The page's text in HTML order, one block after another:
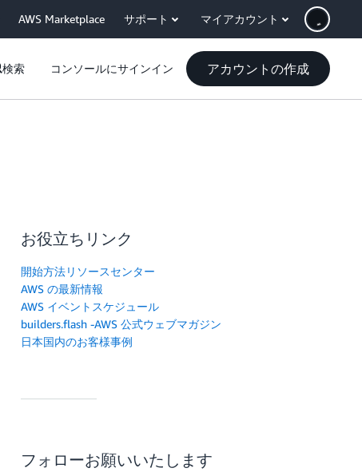
AWS Marketplace サポート マイアカウント
検索 コンソールにサインイン アカウントの作成
お役立ちリンク
開始方法リソースセンター
AWS の最新情報
AWS イベントスケジュール
builders.flash -AWS 公式ウェブマガジン
日本国内のお客様事例
フォローお願いいたします